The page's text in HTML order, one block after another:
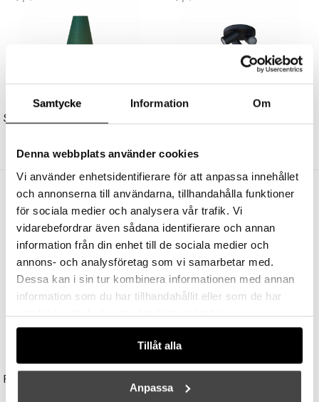
Samtycke Information Om
Denna webbplats använder cookies
Vi använder enhetsidentifierare för att anpassa innehållet
och annonserna till användarna, tillhandahålla funktioner
för sociala medier och analysera vår trafik. Vi
vidarebefordrar även sådana identifierare och annan
information från din enhet till de sociala medier och
annons- och analysföretag som vi samarbetar med.
Dessa kan i sin tur kombinera informationen med annan
information som du har tillhandahållit eller som de har
samlat in när du har använt deras tjänster.
Tillåt alla
Anpassa
ARMATURHANTVERK ARMATURHANTVERK
Andra köpte även